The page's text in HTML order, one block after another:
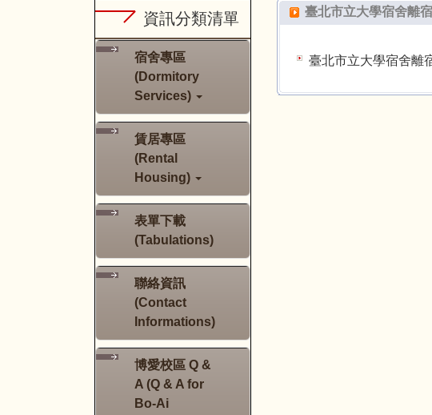
資訊分類清單
宿舍專區
(Dormitory
Services)
賃居專區
(Rental
Housing)
表單下載
(Tabulations)
聯絡資訊
(Contact
Informations)
博愛校區 Q &
A (Q & A for
Bo-Ai
臺北市立大學宿舍離
臺北市立大學宿舍離